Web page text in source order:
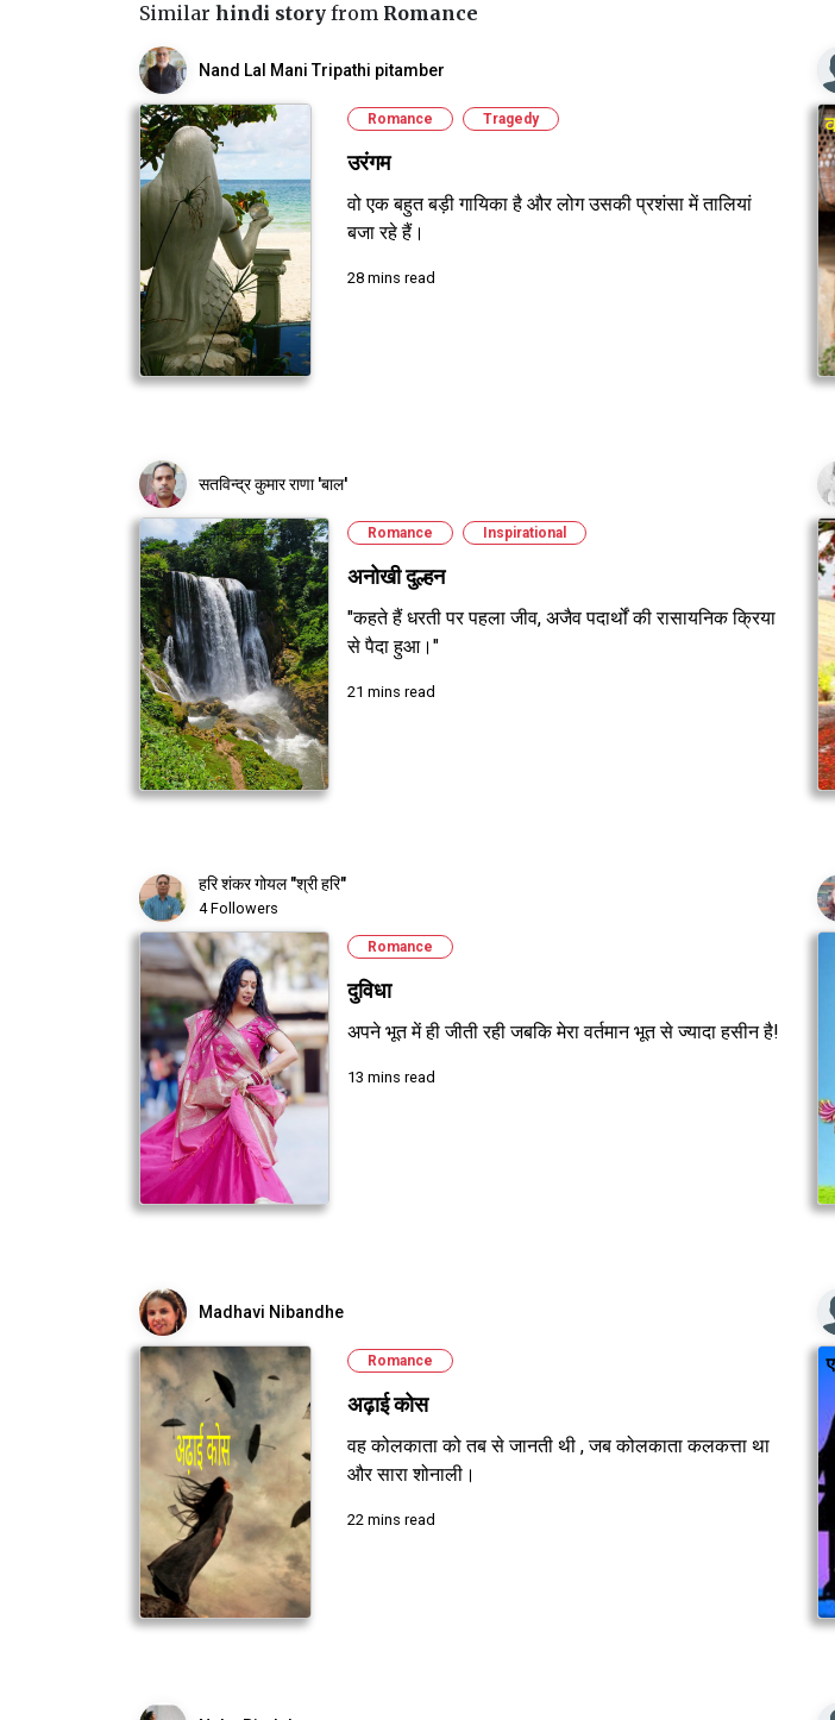
Similar hindi story from Romance
Nand Lal Mani Tripathi pitamber
Romance Tragedy
उरंगम
वो एक बहुत बड़ी गायिका है और लोग उसकी प्रशंसा में तालियां
बजा रहे हैं।
28 mins read
सतविन्द्र कुमार राणा 'बाल'
Romance Inspirational
अनोखी दुल्हन
"कहते हैं धरती पर पहला जीव, अजैव पदार्थों की रासायनिक क्रिया
से पैदा हुआ।"
21 mins read
हरि शंकर गोयल "श्री हरि"
4 Followers
Romance
दुविधा
अपने भूत में ही जीती रही जबकि मेरा वर्तमान भूत से ज्यादा हसीन है!
13 mins read
Madhavi Nibandhe
Romance
अढ़ाई कोस
वह कोलकाता को तब से जानती थी , जब कोलकाता कलकत्ता था
और सारा शोनाली।
22 mins read